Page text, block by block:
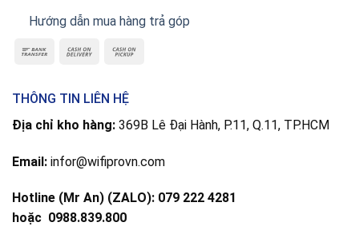
Hướng dẫn mua hàng trả góp
THÔNG TIN LIÊN HỆ
Địa chỉ kho hàng: 369B Lê Đại Hành, P.11, Q.11, TP.HCM
Email: infor@wifiprovn.com
Hotline (Mr An) (ZALO): 079 222 4281
hoặc 0988.839.800